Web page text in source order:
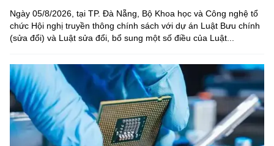
Ngày 05/8/2026, tại TP. Đà Nẵng, Bộ Khoa học và Công nghệ tổ
chức Hội nghị truyền thông chính sách với dự án Luật Bưu chính
(sửa đổi) và Luật sửa đổi, bổ sung một số điều của Luật...